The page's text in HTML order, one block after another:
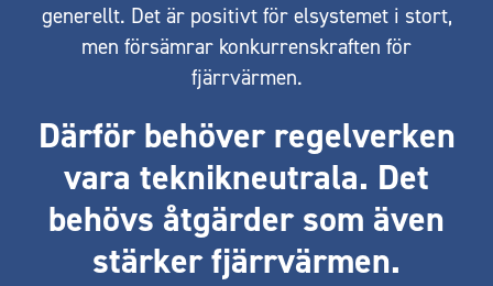
generellt. Det är positivt för elsystemet i stort,
men försämrar konkurrenskraften för
fjärrvärmen.
Därför behöver regelverken
vara teknikneutrala. Det
behövs åtgärder som även
stärker fjärrvärmen.